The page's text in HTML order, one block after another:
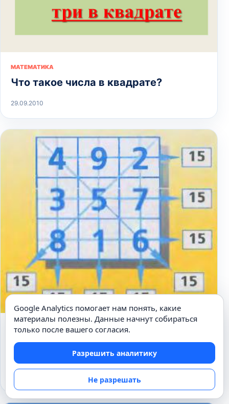
МАТЕМАТИКА
Что такое числа в квадрате?
29.09.2010
ИЗВЕСТНЫЕ ЛИЧНОСТИ
Что такое магический квадрат?
Альбрехт Дюрер.
Google Analytics помогает нам понять, какие
материалы полезны. Данные начнут собираться
только после вашего согласия.
Разрешить аналитику
Не разрешать